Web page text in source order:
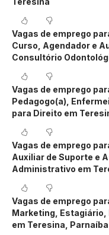
Vagas de emprego
Curso, Agendador e
Consultório
Vagas de emprego
Pedagogo(a),
para Direito em
Vagas de emprego
Auxiliar de Suporte e
Administrativo em
Vagas de emprego
Marketing, Estagiário,
em Teresina,